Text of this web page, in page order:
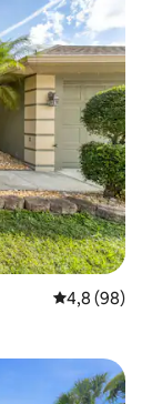
4,8 (98)